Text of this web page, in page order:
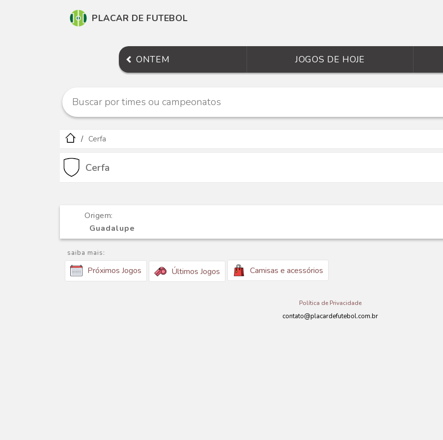
PLACAR DE FUTEBOL
ONTEM JOGOS DE HOJE
Cerfa
Cerfa
Origem:
Guadalupe
saiba mais:
Próximos Jogos Últimos Jogos Camisas e acessórios
Política de Privacidade
contato@placardefutebol.com.br